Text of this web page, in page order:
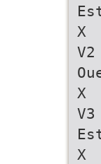
X
X
X